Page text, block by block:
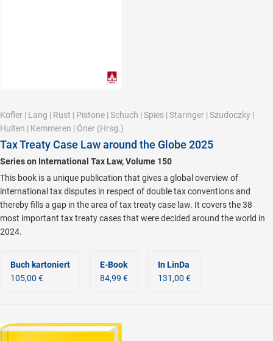
Kofler | Lang | Rust | Pistone | Schuch | Spies | Staringer | Szudoczky |
Hulten | Kemmeren | Öner (Hrsg.)
Tax Treaty Case Law around the Globe 2025
Series on International Tax Law, Volume 150
This book is a unique publication that gives a global overview of
international tax disputes in respect of double tax conventions and
thereby fills a gap in the area of tax treaty case law. It covers the 38
most important tax treaty cases that were decided around the world in
2024.
Buch kartoniert
105,00 €
E-Book
84,99 €
In LinDa
131,00 €